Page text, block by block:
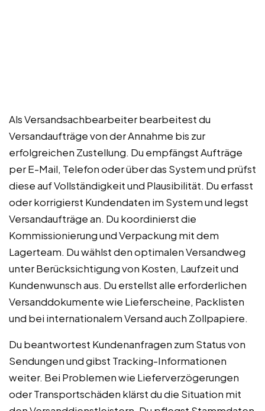
Als Versandsachbearbeiter bearbeitest du
Versandaufträge von der Annahme bis zur
erfolgreichen Zustellung. Du empfängst Aufträge
per E-Mail, Telefon oder über das System und prüfst
diese auf Vollständigkeit und Plausibilität. Du erfasst
oder korrigierst Kundendaten im System und legst
Versandaufträge an. Du koordinierst die
Kommissionierung und Verpackung mit dem
Lagerteam. Du wählst den optimalen Versandweg
unter Berücksichtigung von Kosten, Laufzeit und
Kundenwunsch aus. Du erstellst alle erforderlichen
Versanddokumente wie Lieferscheine, Packlisten
und bei internationalem Versand auch Zollpapiere.
Du beantwortest Kundenanfragen zum Status von
Sendungen und gibst Tracking-Informationen
weiter. Bei Problemen wie Lieferverzögerungen
oder Transportschäden klärst du die Situation mit